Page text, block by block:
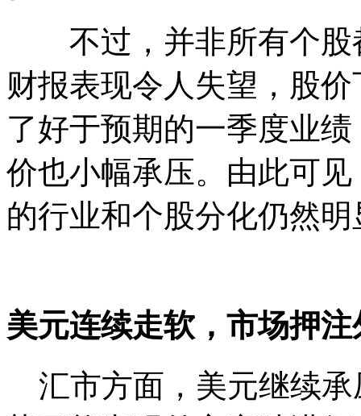
不过，并非所有个股
财报表现令人失望，股
了好于预期的一季度业
价也小幅承压。由此可
的行业和个股分化仍然明
美元连续走软，市场押
汇市方面，美元继续承